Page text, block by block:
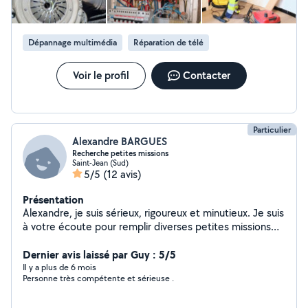
Dépannage multimédia Réparation de télé
Voir le profil Contacter
Particulier
Alexandre BARGUES
Recherche petites missions
Saint-Jean (Sud)
5/5 (12 avis)
Présentation
Alexandre, je suis sérieux, rigoureux et minutieux. Je suis
à votre écoute pour remplir diverses petites missions
Dernier avis laissé par Guy : 5/5
Il y a plus de 6 mois
Personne très compétente et sérieuse .